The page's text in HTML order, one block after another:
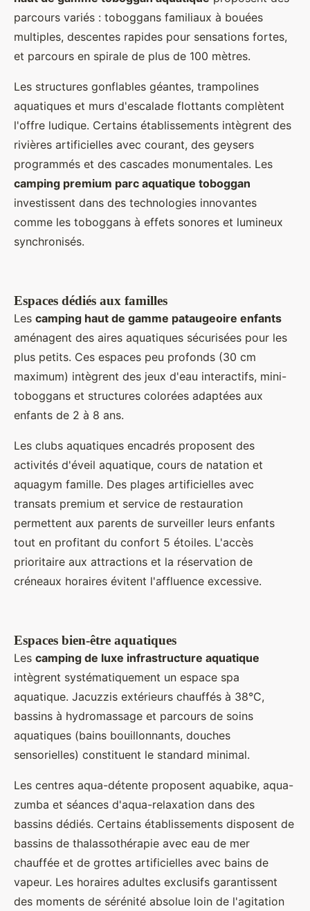
parcours variés : toboggans familiaux à bouées
multiples, descentes rapides pour sensations fortes,
et parcours en spirale de plus de 100 mètres.
Les structures gonflables géantes, trampolines
aquatiques et murs d'escalade flottants complètent
l'offre ludique. Certains établissements intègrent des
rivières artificielles avec courant, des geysers
programmés et des cascades monumentales. Les
camping premium parc aquatique toboggan
investissent dans des technologies innovantes
comme les toboggans à effets sonores et lumineux
synchronisés.
Espaces dédiés aux familles
Les camping haut de gamme pataugeoire enfants
aménagent des aires aquatiques sécurisées pour les
plus petits. Ces espaces peu profonds (30 cm
maximum) intègrent des jeux d'eau interactifs, mini-
toboggans et structures colorées adaptées aux
enfants de 2 à 8 ans.
Les clubs aquatiques encadrés proposent des
activités d'éveil aquatique, cours de natation et
aquagym famille. Des plages artificielles avec
transats premium et service de restauration
permettent aux parents de surveiller leurs enfants
tout en profitant du confort 5 étoiles. L'accès
prioritaire aux attractions et la réservation de
créneaux horaires évitent l'affluence excessive.
Espaces bien-être aquatiques
Les camping de luxe infrastructure aquatique
intègrent systématiquement un espace spa
aquatique. Jacuzzis extérieurs chauffés à 38°C,
bassins à hydromassage et parcours de soins
aquatiques (bains bouillonnants, douches
sensorielles) constituent le standard minimal.
Les centres aqua-détente proposent aquabike, aqua-
zumba et séances d'aqua-relaxation dans des
bassins dédiés. Certains établissements disposent de
bassins de thalassothérapie avec eau de mer
chauffée et de grottes artificielles avec bains de
vapeur. Les horaires adultes exclusifs garantissent
des moments de sérénité absolue loin de l'agitation